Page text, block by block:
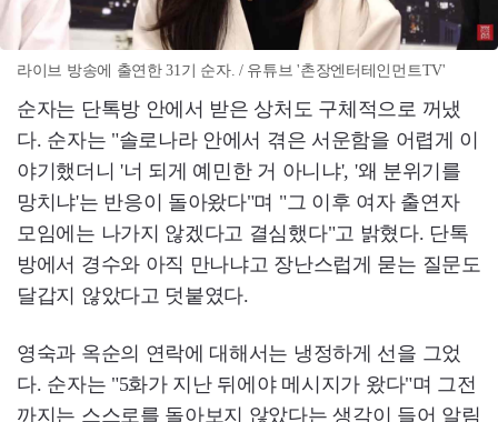
라이브 방송에 출연한 31기 순자. / 유튜브 '촌장엔터테인먼트TV'
순자는 단톡방 안에서 받은 상처도 구체적으로 꺼냈
다. 순자는 "솔로나라 안에서 겪은 서운함을 어렵게 이
야기했더니 '너 되게 예민한 거 아니냐', '왜 분위기를
망치냐'는 반응이 돌아왔다"며 "그 이후 여자 출연자
모임에는 나가지 않겠다고 결심했다"고 밝혔다. 단톡
방에서 경수와 아직 만나냐고 장난스럽게 묻는 질문도
달갑지 않았다고 덧붙였다.
영숙과 옥순의 연락에 대해서는 냉정하게 선을 그었
다. 순자는 "5화가 지난 뒤에야 메시지가 왔다"며 그전
까지는 스스로를 돌아보지 않았다는 생각이 들어 알림